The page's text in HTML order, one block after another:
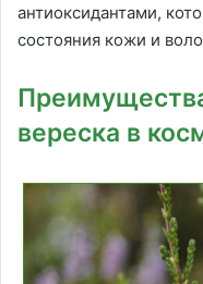
антиоксидантами,
состояния кожи и
вереска в